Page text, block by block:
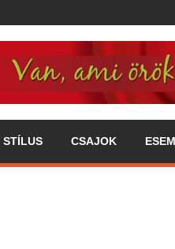
STÍLUS CSAJOK